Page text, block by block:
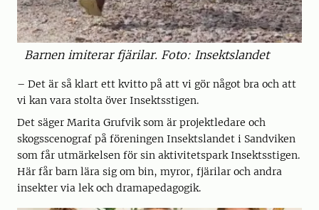
Barnen imiterar fjärilar. Foto: Insektslandet
– Det är så klart ett kvitto på att vi gör något bra och att
vi kan vara stolta över Insektsstigen.
Det säger Marita Grufvik som är projektledare och
skogsscenograf på föreningen Insektslandet i Sandviken
som får utmärkelsen för sin aktivitetspark Insektsstigen.
Här får barn lära sig om bin, myror, fjärilar och andra
insekter via lek och dramapedagogik.